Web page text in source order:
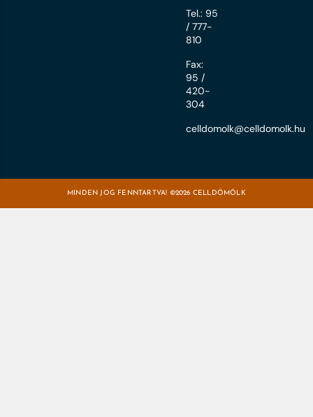
Tel.: 95
/ 777-
810
Fax:
95 /
420-
304
celldomolk@celldomolk.hu
MINDEN JOG FENNTARTVA! ©2026 CELLDÖMÖLK